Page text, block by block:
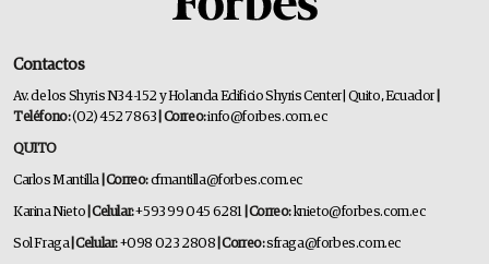
Contactos
Av. de los Shyris N34-152 y Holanda Edificio Shyris Center | Quito, Ecuador
Teléfono:(02) 452 7863 | Correo:info@forbes.com.ec
QUITO
Carlos Mantilla | Correo:cfmantilla@forbes.com.ec
Karina Nieto | Celular:+593 99 045 6281 | Correo:knieto@forbes.com.ec
Sol Fraga| Celular:+098 023 2808 | Correo:sfraga@forbes.com.ec